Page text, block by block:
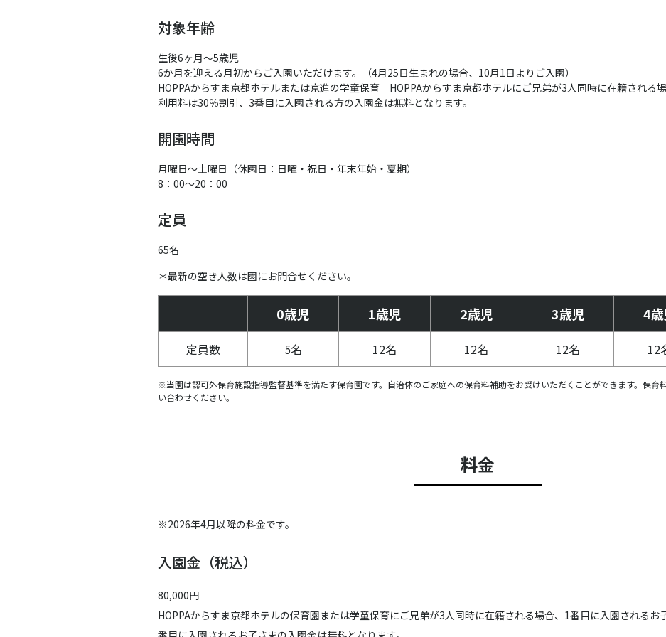
対象年齢
生後6ヶ月～5歳児
6か月を迎える月初からご入園いただけます。（4月25日生まれの場合、10月1日よりご入園）
HOPPAからすま京都ホテルまたは京進の学童保育 HOPPAからすま京都ホテルにご兄弟が3人同時に在籍される
利用料は30％割引、3番目に入園される方の入園金は無料となります。
開園時間
月曜日～土曜日（休園日：日曜・祝日・年末年始・夏期）
8：00～20：00
定員
65名
＊最新の空き人数は園にお問合せください。
0歳児 1歳児 2歳児 3歳児 4
定員数 5名 12名 12名 12名 12
※当園は認可外保育施設指導監督基準を満たす保育園です。自治体のご家庭への保育料補助をお受けいただくことができます。保育
い合わせください。
料金
※2026年4月以降の料金です。
入園金（税込）
80,000円
HOPPAからすま京都ホテルの保育園または学童保育にご兄弟が3人同時に在籍される場合、1番目に入園されるお